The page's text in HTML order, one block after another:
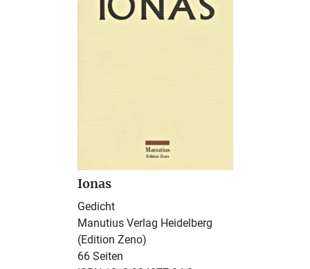
Ionas
Gedicht
Manutius Verlag Heidelberg
(Edition Zeno)
66 Seiten